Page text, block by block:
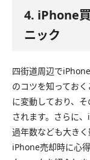
4. iPhone
ニック
四街道周辺で
のコツを知ってお
に変動しており、
されます。さらに
過年数なども大き
iPhone売却時に心